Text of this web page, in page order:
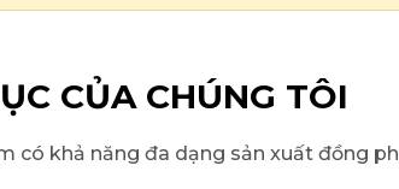
CỦA CHÚNG TÔI
có khả năng đa dạng sản xuất đồng